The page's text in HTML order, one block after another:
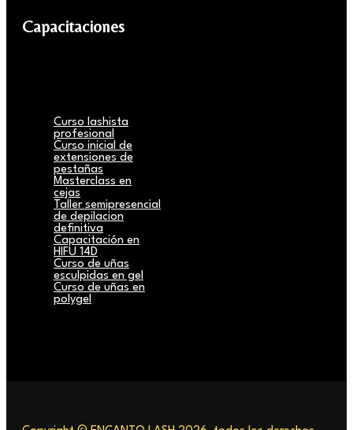
Capacitaciones
Curso lashista
profesional
Curso inicial de
extensiones de
pestañas
Masterclass en
cejas
Taller semipresencial
de depilacion
definitiva
Capacitación en
HIFU 14D
Curso de uñas
esculpidas en gel
Curso de uñas en
polygel